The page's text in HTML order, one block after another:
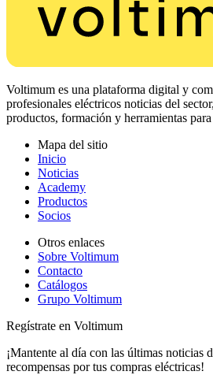
Voltimum es una plataforma digital y
profesionales eléctricos noticias del
productos, formación y herramientas
Mapa del sitio
Inicio
Noticias
Academy
Productos
Socios
Otros enlaces
Sobre Voltimum
Contacto
Catálogos
Grupo Voltimum
Regístrate en Voltimum
¡Mantente al día con las últimas noticias
recompensas por tus compras eléctricas!